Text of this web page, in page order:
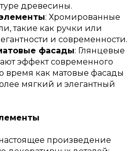
древесины.
: Хромированные
такие как ручки или
и современности.
фасады: Глянцевые
эффект современного
время как матовые фасады
мягкий и элегантный
произведение